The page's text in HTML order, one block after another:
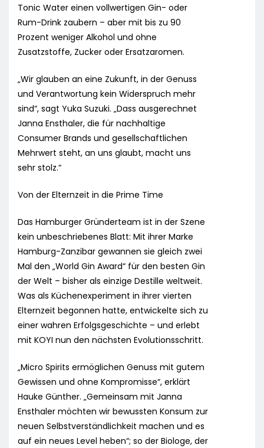
Tonic Water einen vollwertigen Gin- oder
Rum-Drink zaubern – aber mit bis zu 90
Prozent weniger Alkohol und ohne
Zusatzstoffe, Zucker oder Ersatzaromen.
„Wir glauben an eine Zukunft, in der Genuss
und Verantwortung kein Widerspruch mehr
sind“, sagt Yuka Suzuki. „Dass ausgerechnet
Janna Ensthaler, die für nachhaltige
Consumer Brands und gesellschaftlichen
Mehrwert steht, an uns glaubt, macht uns
sehr stolz.“
Von der Elternzeit in die Prime Time
Das Hamburger Gründerteam ist in der Szene
kein unbeschriebenes Blatt: Mit ihrer Marke
Hamburg-Zanzibar gewannen sie gleich zwei
Mal den „World Gin Award“ für den besten Gin
der Welt – bisher als einzige Destille weltweit.
Was als Küchenexperiment in ihrer vierten
Elternzeit begonnen hatte, entwickelte sich zu
einer wahren Erfolgsgeschichte – und erlebt
mit KOYI nun den nächsten Evolutionsschritt.
„Micro Spirits ermöglichen Genuss mit gutem
Gewissen und ohne Kompromisse“, erklärt
Hauke Günther. „Gemeinsam mit Janna
Ensthaler möchten wir bewussten Konsum zur
neuen Selbstverständlichkeit machen und es
auf ein neues Level heben“; so der Biologe, der